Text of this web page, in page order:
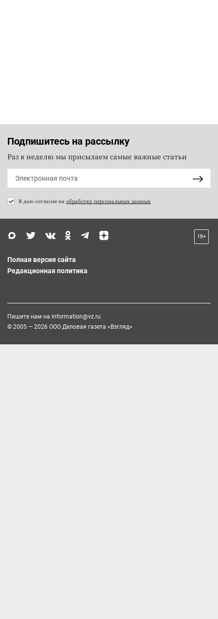
Подпишитесь на рассылку
Раз в неделю мы присылаем самые важные статьи
Я даю согласие на обработку персональных данных
18+
Полная версия сайта
Редакционная политика
Пишите нам на information@vz.ru
© 2005 — 2026 ООО Деловая газета «Взгляд»